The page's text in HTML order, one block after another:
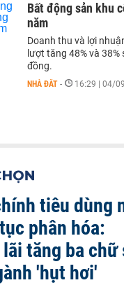
Bất động sản khu
năm
Doanh thu và lợi
lượt tăng 48% và
đồng.
NHÀ ĐẤT - 16:29 | 04/
tiêu dùng
phân hóa:
tăng ba chữ
'hụt hơi'